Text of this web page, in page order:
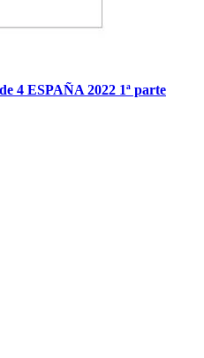
4 ESPAÑA 2022 1ª parte